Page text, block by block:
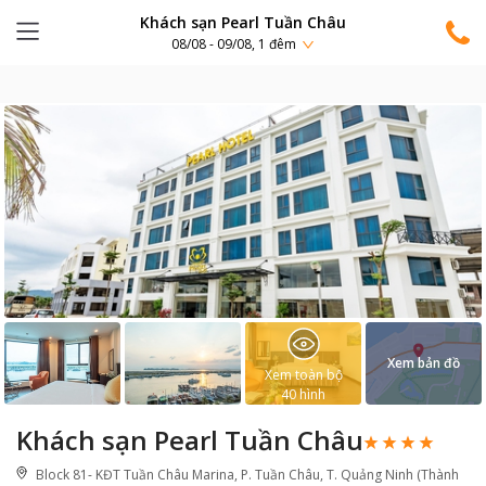
Khách sạn Pearl Tuần Châu
08/08 - 09/08, 1 đêm
Khách sạn Pearl Tuần Châu
Block 81- KĐT Tuần Châu Marina, P. Tuần Châu, T. Quảng Ninh (Thành
Xem toàn bộ
40hình
Xem bản đồ